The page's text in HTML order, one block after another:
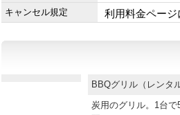
キャンセル規定 利用料金ペー
BBQグリル（レン
炭用のグリル。1台